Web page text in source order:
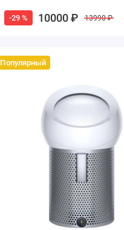
-29 % 10000 ₽ 13990 ₽
Популярный